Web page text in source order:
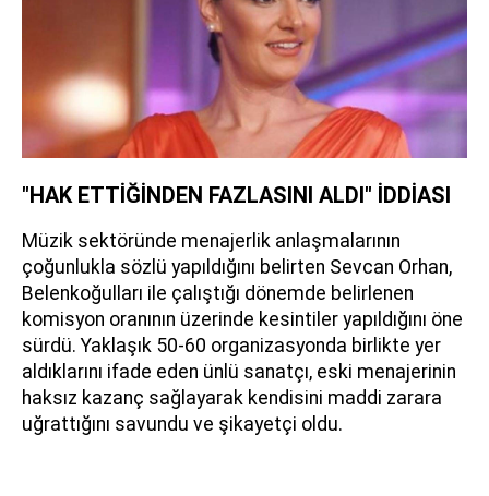
"HAK ETTİĞİNDEN FAZLASINI ALDI" İDDİASI
Müzik sektöründe menajerlik anlaşmalarının
çoğunlukla sözlü yapıldığını belirten Sevcan Orhan,
Belenkoğulları ile çalıştığı dönemde belirlenen
komisyon oranının üzerinde kesintiler yapıldığını öne
sürdü. Yaklaşık 50-60 organizasyonda birlikte yer
aldıklarını ifade eden ünlü sanatçı, eski menajerinin
haksız kazanç sağlayarak kendisini maddi zarara
uğrattığını savundu ve şikayetçi oldu.